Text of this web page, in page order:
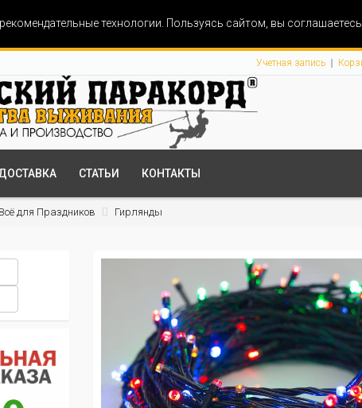
технологии. Пользуясь сайтом, вы
Учетная запись
СТАТЬИ КОНТАКТЫ
Всё для Праздников Гирлянды